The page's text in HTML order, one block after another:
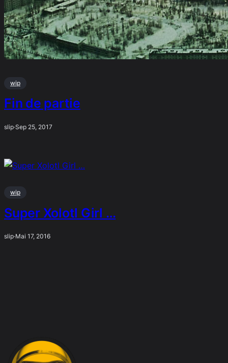
wip
Fin de partie
slip·Sep 25, 2017
wip
Super Xolotl Girl …
slip·Mai 17, 2016